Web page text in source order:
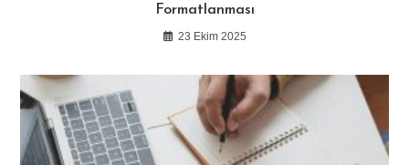
Formatlanması
23 Ekim 2025